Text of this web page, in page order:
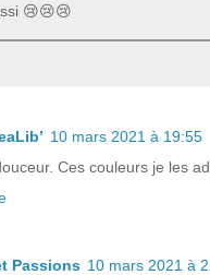
😢😢😢
10 mars 2021 à 19:55
Ces couleurs je les
Passions 10 mars 2021 à